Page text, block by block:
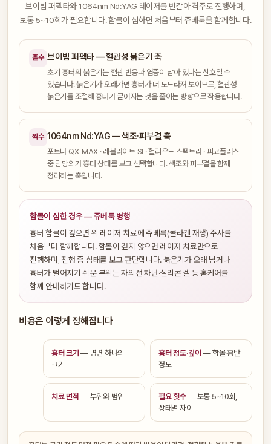
브이빔 퍼펙타와 1064nm Nd:YAG 레이저를 번갈아 격주로 진행하며,
보통 5~10회가 필요합니다. 함몰이 심하면 처음부터 쥬베룩을 함께합니다.
홀수 브이빔 퍼펙타 — 혈관성 붉은기 축
초기 흉터의 붉은기는 혈관 반응과 염증이 남아 있다는 신호일 수
있습니다. 붉은기가 오래가면 흉터가 더 도드라져 보이므로, 혈관성
붉은기를 조절해 흉터가 굳어지는 것을 줄이는 방향으로 작용합니다.
짝수 1064nm Nd:YAG — 색조·피부결 축
포토나 QX-MAX · 레블라이트 SI · 헐리우드 스펙트라 · 피코플러스
중 담당의가 흉터 상태를 보고 선택합니다. 색조와 피부결을 함께
정리하는 축입니다.
함몰이 심한 경우 — 쥬베룩 병행
흉터 함몰이 깊으면 위 레이저 치료에 쥬베룩(콜라겐 재생) 주사를
처음부터 함께합니다. 함몰이 깊지 않으면 레이저 치료만으로
진행하며, 진행 중 상태를 보고 판단합니다. 붉은기가 오래 남거나
흉터가 벌어지기 쉬운 부위는 자외선 차단·실리콘 겔 등 홈케어를
함께 안내하기도 합니다.
비용은 이렇게 정해집니다
흉터 크기 — 병변 하나의
크기
흉터 정도·깊이 — 함몰·홍반
정도
치료 면적 — 부위와 범위 필요 횟수— 보통 5~10회,
상태별 차이